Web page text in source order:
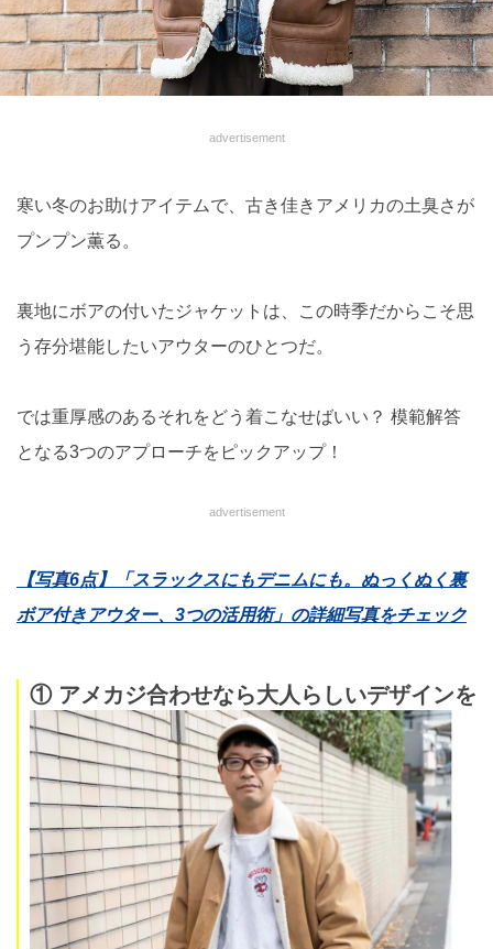
advertisement
寒い冬のお助けアイテムで、古き佳きアメリカの土臭さが
プンプン薫る。
裏地にボアの付いたジャケットは、この時季だからこそ思
う存分堪能したいアウターのひとつだ。
では重厚感のあるそれをどう着こなせばいい？ 模範解答
となる3つのアプローチをピックアップ！
advertisement
【写真6点】「スラックスにもデニムにも。ぬっくぬく裏
ボア付きアウター、3つの活用術」の詳細写真をチェック
① アメカジ合わせなら大人らしいデザインを